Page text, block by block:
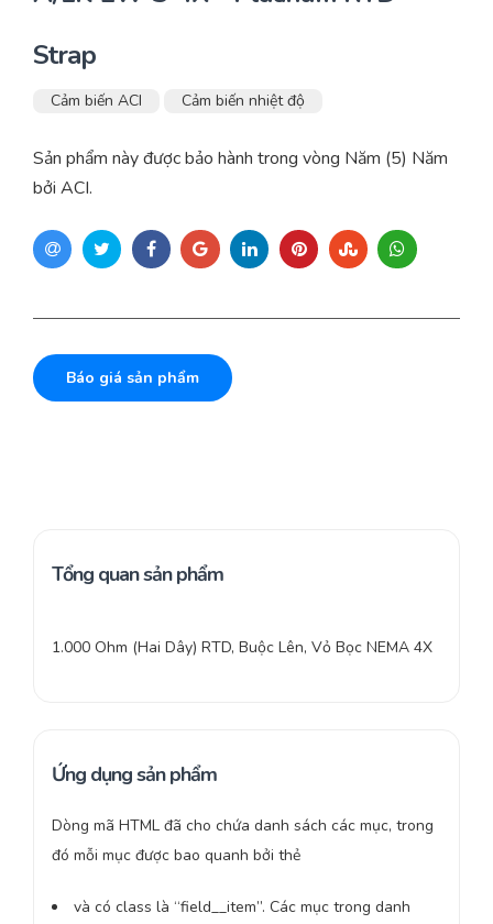
Strap
Cảm biến ACI Cảm biến nhiệt độ
Sản phẩm này được bảo hành trong vòng Năm (5) Năm
bởi ACI.
Báo giá sản phẩm
Tổng quan sản phẩm
1.000 Ohm (Hai Dây) RTD, Buộc Lên, Vỏ Bọc NEMA 4X
Ứng dụng sản phẩm
Dòng mã HTML đã cho chứa danh sách các mục, trong
đó mỗi mục được bao quanh bởi thẻ
và có class là “field__item”. Các mục trong danh